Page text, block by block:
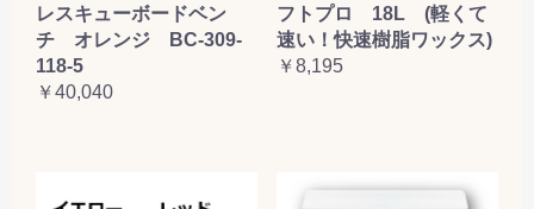
レスキューボードベン
チ オレンジ BC-309-
118-5
￥40,040
フトプロ 18L (軽くて
速い！快速樹脂ワックス)
￥8,195